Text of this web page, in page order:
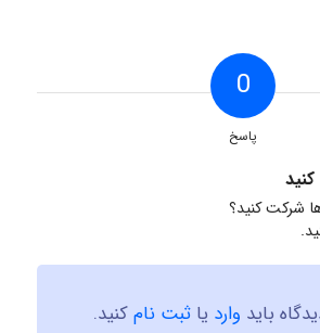
0
پاسخ
شرکت کنید؟
باید وارد یا ثبت نامکنید.